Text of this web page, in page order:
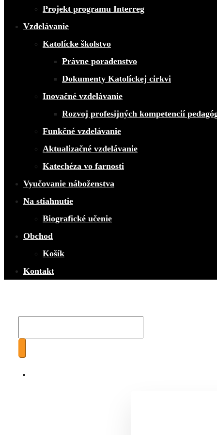
Projekt programu Interreg
Vzdelávanie
Katolícke školstvo
Právne poradenstvo
Dokumenty Katolíckej cirkvi
Inovačné vzdelávanie
Rozvoj profesijných kompetencií
Funkčné vzdelávanie
Aktualizačné vzdelávanie
Katechéza vo farnosti
Vyučovanie náboženstva
Na stiahnutie
Biografické učenie
Obchod
Košík
Kontakt